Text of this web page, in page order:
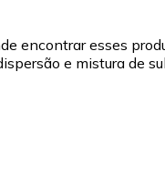
encontrar esses
e mistura de